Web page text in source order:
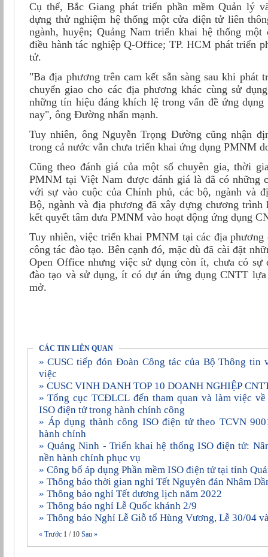
Cụ thể, Bắc Giang phát triển phần mềm Quản lý
dựng thử nghiệm hệ thống một cửa điện tử liên
ngành, huyện; Quảng Nam triển khai hệ thống
điều hành tác nghiệp Q-Office; TP. HCM phát triển
tử.
"Ba địa phương trên cam kết sẵn sàng sau khi phát
chuyển giao cho các địa phương khác cùng sử
những tín hiệu đáng khích lệ trong vấn đề ứng
nay", ông Đường nhấn mạnh.
Tuy nhiên, ông Nguyễn Trọng Đường cũng nhận
trong cả nước vẫn chưa triển khai ứng dụng PMNM
Cũng theo đánh giá của một số chuyên gia, thời
PMNM tại Việt Nam được đánh giá là đã có những
với sự vào cuộc của Chính phủ, các bộ, ngành và
Bộ, ngành và địa phương đã xây dựng chương trình
kết quyết tâm đưa PMNM vào hoạt động ứng dụng
Tuy nhiên, việc triển khai PMNM tại các địa phương
công tác đào tạo. Bên cạnh đó, mặc dù đã cài đặt
Open Office nhưng việc sử dụng còn ít, chưa có sự
đào tạo và sử dụng, ít có dự án ứng dụng CNTT
mở.
CÁC TIN LIÊN QUAN
» CUSC tiếp đón Đoàn Công tác của Bộ Thông tin và Truyền thông đến làm
việc
» CUSC VINH DANH TOP 10 DOANH NGHIỆP
» Tổng cục TCĐLCL đến tham quan và làm việc về việc áp dụng phần mềm
ISO điện tử trong hành chính công
» Áp dụng thành công ISO điện tử theo TCVN 9001:2015 vào 227 cơ quan
hành chính
» Quảng Ninh - Triển khai hệ thống ISO điện tử: Nâng cao hiệu lực, hiệu quả
nền hành chính phục vụ
» Công bố áp dụng Phần mềm ISO điện tử tại tỉnh
» Thông báo thời gian nghỉ Tết Nguyên đán Nhâm
» Thông báo nghỉ Tết dương lịch năm 2022
» Thông báo nghỉ Lễ Quốc khánh 2/9
» Thông báo Nghỉ Lễ Giỗ tổ Hùng Vương, Lễ 30/04
« Trước 1 / 10 Sau »